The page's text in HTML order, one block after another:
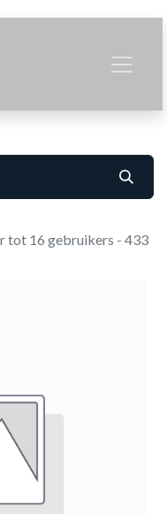
tot 16 gebruikers - 433